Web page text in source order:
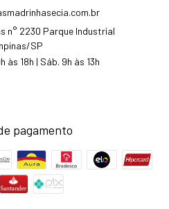
n° 2230 Parque Industrial
SP
às 18h | Sáb. 9h às 13h
pagamento